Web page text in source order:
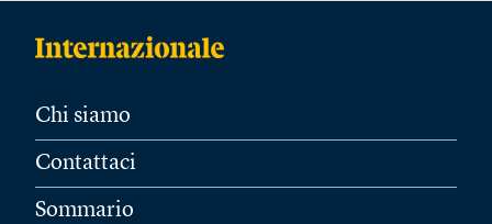
Chi siamo
Contattaci
Sommario